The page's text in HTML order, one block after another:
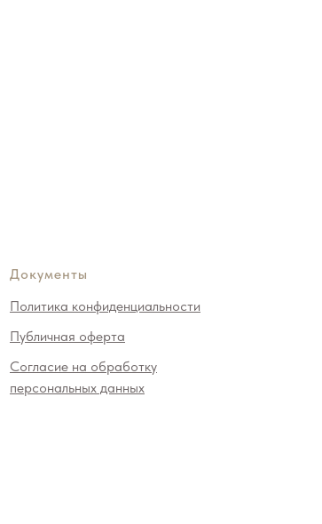
Документы
Политика конфиденциальности
Публичная оферта
Согласие на обработку
персональных данных